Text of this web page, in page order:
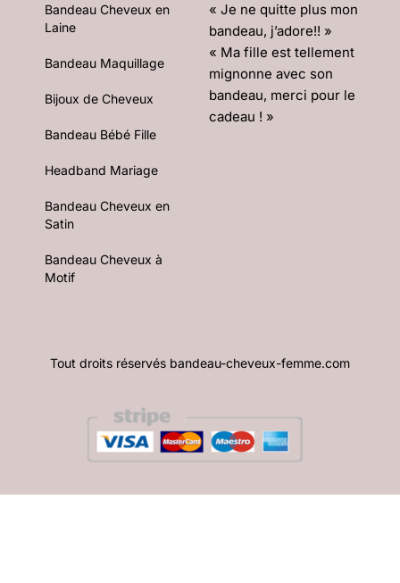
Bandeau Cheveux en
Laine
Bandeau Maquillage
Bijoux de Cheveux
Bandeau Bébé Fille
Headband Mariage
Bandeau Cheveux en
Satin
Bandeau Cheveux à
Motif
« Je ne quitte plus mon
bandeau, j’adore!! »
« Ma fille est tellement
mignonne avec son
bandeau, merci pour le
cadeau ! »
Tout droits réservés bandeau-cheveux-femme.com